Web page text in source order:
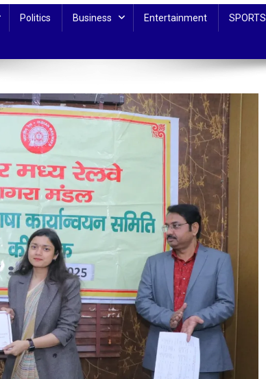
Politics Business Entertainment SPORTS